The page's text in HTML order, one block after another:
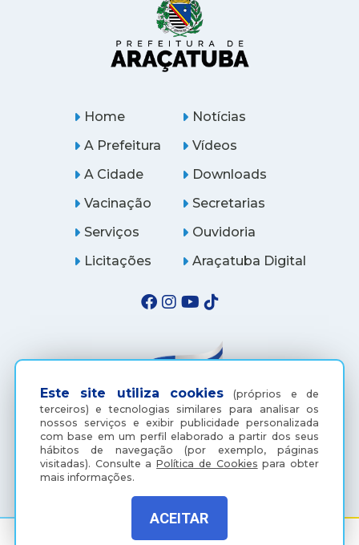
Este site utiliza cookies (próprios e de
terceiros) e tecnologias similares para analisar os
nossos serviços e exibir publicidade personalizada
com base em um perfil elaborado a partir dos seus
hábitos de navegação (por exemplo, páginas
visitadas). Consulte aPolítica de Cookies para obter
mais informações.
ACEITAR
Home
A Prefeitura
A Cidade
Notícias
Vídeos
Downloads
Vacinação
Serviços
Licitações
Secretarias
Ouvidoria
Araçatuba Digital
(18) 3607-6500